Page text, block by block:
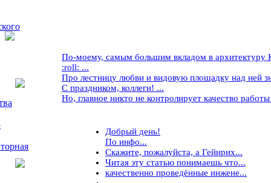
По-моему, самым большим вкладом в архитектуру
:roll: ...
Про лестницу любви и видовую площадку над ней
С праздником, коллеги! ...
Но, главное никто не контролирует качество
Добрый день!
По инфо...
Скажите, пожалуйста, а Гейнрих...
Читая эту статью понимаешь что...
качественно проведённые инжене...